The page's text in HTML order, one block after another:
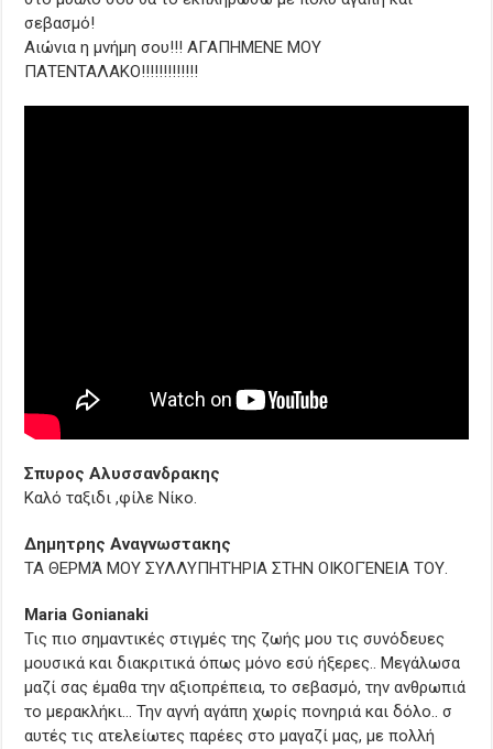
σεβασμό!
Αιώνια η μνήμη σου!!! ΑΓΑΠΗΜΕΝΕ ΜΟΥ
ΠΑΤΕΝΤΑΛΑΚΟ!!!!!!!!!!!!!
Σπυρος Αλυσσανδρακης
Καλό ταξιδι ,φίλε Νίκο.
Δημητρης Αναγνωστακης
ΤΑ ΘΕΡΜΆ ΜΟΥ ΣΥΛΛΥΠΗΤΉΡΙΑ ΣΤΗΝ ΟΙΚΟΓΈΝΕΙΑ ΤΟΥ.
Maria Gonianaki
Τις πιο σημαντικές στιγμές της ζωής μου τις συνόδευες
μουσικά και διακριτικά όπως μόνο εσύ ήξερες.. Μεγάλωσα
μαζί σας έμαθα την αξιοπρέπεια, το σεβασμό, την ανθρωπιά
το μερακλήκι… Την αγνή αγάπη χωρίς πονηριά και δόλο.. σ
αυτές τις ατελείωτες παρέες στο μαγαζί μας, με πολλή